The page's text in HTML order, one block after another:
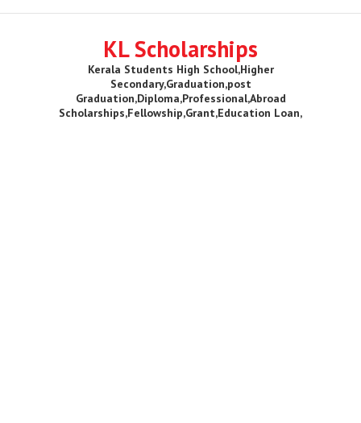
KL Scholarships
Kerala Students High School,Higher
Secondary,Graduation,post
Graduation,Diploma,Professional,Abroad
Scholarships,Fellowship,Grant,Education Loan,